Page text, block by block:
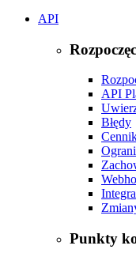
API
API
Błędy
Punkty